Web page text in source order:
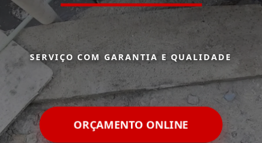
SERVIÇO COM GARANTIA E QUALIDADE
ORÇAMENTO ONLINE